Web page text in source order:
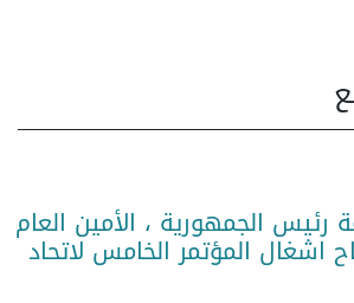
رئيس الجمهورية ، الأمين العام
اشغال المؤتمر الخامس لاتحاد